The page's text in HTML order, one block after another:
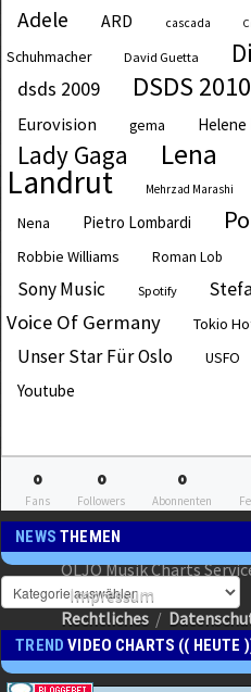
Adele ARD cascada
Schuhmacher
David Guetta
dsds 2009 DSDS 2010
Eurovision gema Helene
Lady Gaga Lena
Landrut Mehrzad Marashi
Nena Pietro Lombardi
Robbie Williams Roman Lob
Sony Music Spotify
Voice Of Germany
Tokio
Unser Star Für Oslo USFO
Youtube
0
Fans
0
Followers
0
Abonnenten
NEWSTHEMEN
TRENDVIDEO CHARTS (( HEUTE
OLJO Musik Charts
Impressum
Rechtliches /